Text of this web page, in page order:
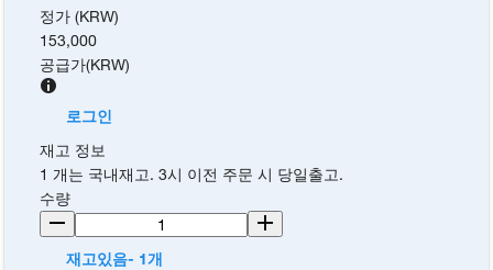
정가 (KRW)
153,000
공급가(KRW)
로그인
재고 정보
1 개는 국내재고. 3시 이전 주문 시 당일출고.
수량
재고있음- 1개